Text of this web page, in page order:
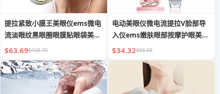
提拉紧致小膜王美眼仪ems微电
流淡眼纹黑眼圈眼膜贴眼袋美容
仪
$63.69$108.70
电动美眼仪微电流提拉V脸部导
入仪ems嫩肤眼部按摩护眼美容
仪院用
$34.32$58.58